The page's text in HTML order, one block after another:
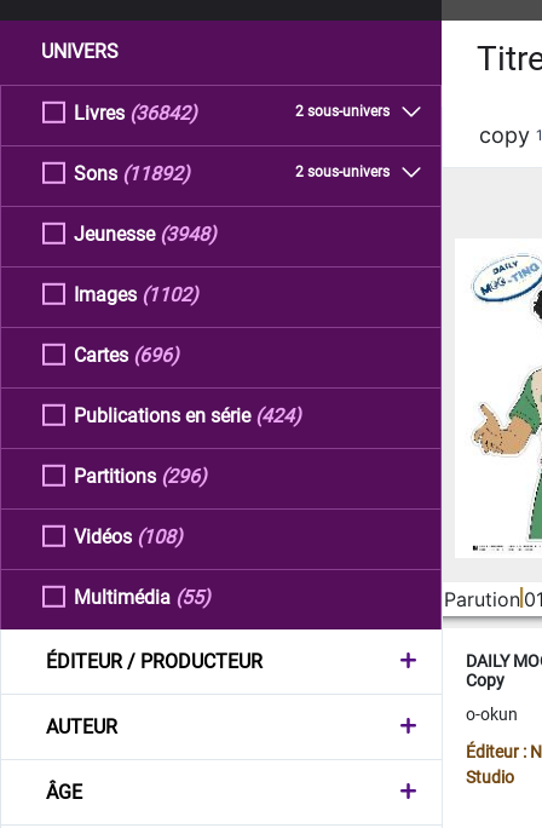
UNIVERS
Livres 2 sous-univers
(36842)
Sons 2 sous-univers
(11892)
Jeunesse (3948)
Images (1102)
Cartes (696)
Publications en série (424)
Partitions (296)
Vidéos (108)
Multimédia (55)
ÉDITEUR / PRODUCTEUR
AUTEUR
ÂGE
copy
Parution
DAILY
Copy
o-okun
Éditeur :
Studio